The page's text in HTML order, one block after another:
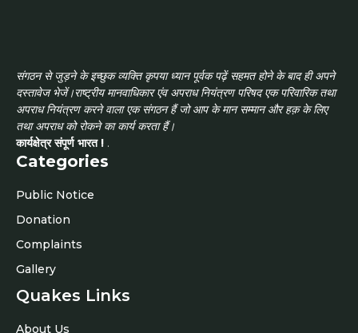
संगठन से जुड़ने के इच्छुक व्यक्ति कृपया ध्यान पूर्वक पढ़ें सहमत होने के बाद ही अपने
दस्तावेज भेजें।राष्ट्रीय मानवाधिकार एंव अपराध नियंत्रण परिषद एक परिवारिक तथा
अपराध नियंत्रण करने वाला एक संगठन हैं जो आप के मान सम्मान और हक़ के लिए
तथा अपराध को रोकने का कार्य करता हैं।
कार्यक्षेत्र संपूर्ण भारत ! .
Categories
Public Notice
Donation
Complaints
Gallery
Quakes Links
About Us